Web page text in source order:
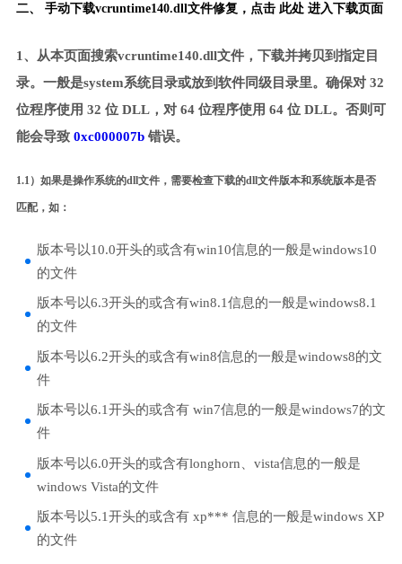
二、 手动下载vcruntime140.dll文件修复， 点击 此处 进入下载页面
1、从本页面搜索vcruntime140.dll文件，下载并拷贝到指定目
录。一般是system系统目录或放到软件同级目录里。确保对 32
位程序使用 32 位 DLL，对 64 位程序使用 64 位 DLL。否则可
能会导致 0xc000007b错误。
1.1）如果是操作系统的dll文件，需要检查下载的dll文件版本和系统版本是否
匹配，如：
版本号以10.0开头的或含有win10信息的一般是windows10
的文件
版本号以6.3开头的或含有win8.1信息的一般是windows8.1
的文件
版本号以6.2开头的或含有win8信息的一般是windows8的文
件
版本号以6.1开头的或含有 win7信息的一般是windows7的文
件
版本号以6.0开头的或含有longhorn、vista信息的一般是
windows Vista的文件
版本号以5.1开头的或含有 xp*** 信息的一般是windows XP
的文件